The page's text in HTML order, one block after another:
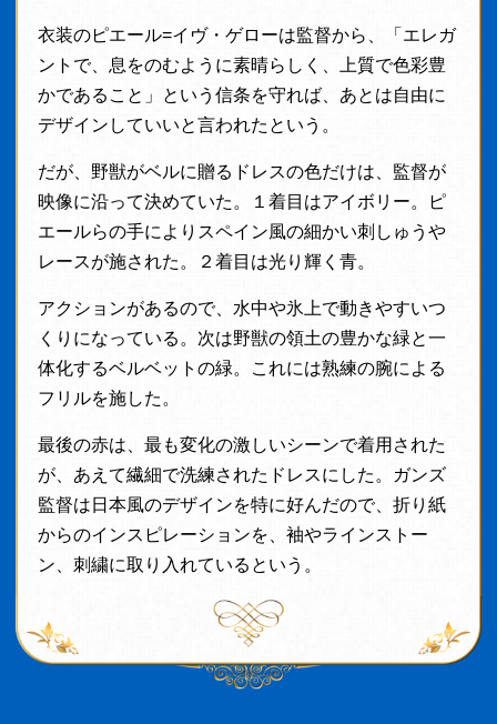
衣装のピエール=イヴ・ゲローは監督から、「エレガ
ントで、息をのむように素晴らしく、上質で色彩豊
かであること」という信条を守れば、あとは自由に
デザインしていいと言われたという。
だが、野獣がベルに贈るドレスの色だけは、監督が
映像に沿って決めていた。１着目はアイボリー。ピ
エールらの手によりスペイン風の細かい刺しゅうや
レースが施された。２着目は光り輝く青。
アクションがあるので、水中や氷上で動きやすいつ
くりになっている。次は野獣の領土の豊かな緑と一
体化するベルベットの緑。これには熟練の腕による
フリルを施した。
最後の赤は、最も変化の激しいシーンで着用された
が、あえて繊細で洗練されたドレスにした。ガンズ
監督は日本風のデザインを特に好んだので、折り紙
からのインスピレーションを、袖やラインストー
ン、刺繍に取り入れているという。